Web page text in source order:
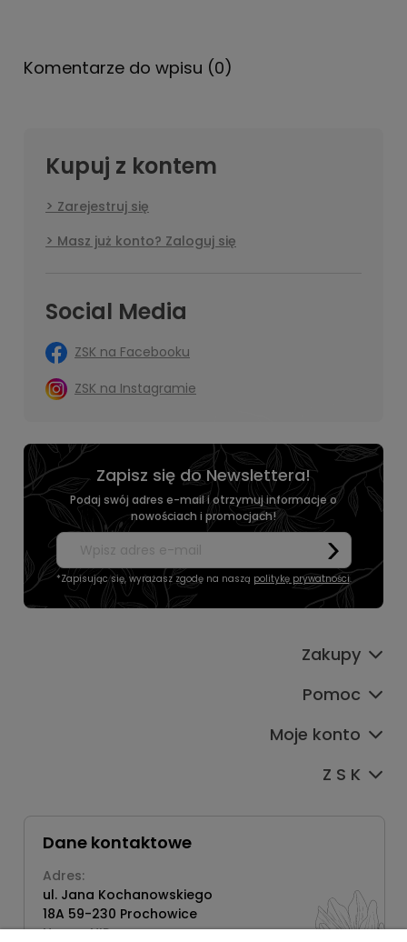
Komentarze do wpisu (0)
Kupuj z kontem
Zarejestruj się
Masz już konto? Zaloguj się
Social Media
ZSK na Facebooku
ZSK na Instagramie
Zapisz się do Newslettera!
Podaj swój adres e-mail i otrzymuj informacje o
nowościach i promocjach!
*Zapisując się, wyrażasz zgodę na naszą politykę prywatności.
Zakupy
Pomoc
Moje konto
Z S K
Dane kontaktowe
Adres:
ul. Jana Kochanowskiego
18A 59-230 Prochowice
Numer NIP: